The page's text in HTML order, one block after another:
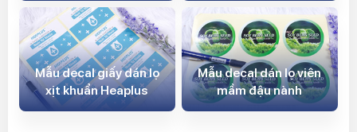
Mẫu decal giấy dán lọ
xịt khuẩn Heaplus
Mẫu decal dán lọ viên
mầm đậu nành